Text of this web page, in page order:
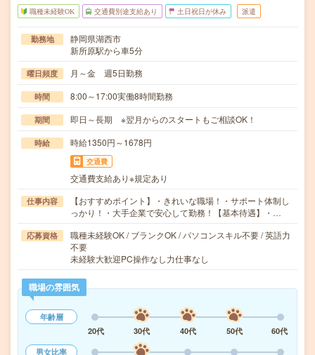
職種未経験OK 交通費別途支給あり 土日祝日が休み 派遣
勤務地
静岡県湖西市
新所原駅から車5分
曜日頻度 月～金 週5日勤務
時間 8:00～17:00実働8時間勤務
期間 即日～長期 ※翌月からのスタートもご相談OK！
時給 時給1350円～1678円
交通費
交通費支給あり※規定あり
仕事内容
【おすすめポイント】・きれいな職場！・サポート体制し
っかり！・大手企業で安心して勤務！【基本待遇】・…
応募資格
職種未経験OK / ブランクOK / パソコンスキル不要 / 英語力
不要
未経験大歓迎PC操作なし力仕事なし
職場の雰囲気
年齢層
20代
30代 40代 50代
60代
男女比率